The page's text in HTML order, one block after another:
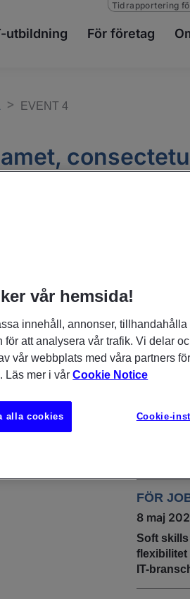
utbildning För företag
Tidrapportering
EVENT 4
dolor
adipiscing
elit
consectetur
DU
IT &
stabil
FÖR
8 maj
Soft
flexibilitet
IT-
vår hemsida!
innehåll, annonser, tillhandahålla
att analysera vår trafik. Vi delar
vår webbplats med våra partners
Läs mer i vårCookie Notice
Cookie-
alla cookies